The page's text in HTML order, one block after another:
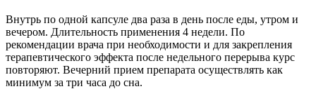
Внутрь по одной капсуле два раза в день после еды, утром и
вечером. Длительность применения 4 недели. По
рекомендации врача при необходимости и для закрепления
терапевтического эффекта после недельного перерыва курс
повторяют. Вечерний прием препарата осуществлять как
минимум за три часа до сна.